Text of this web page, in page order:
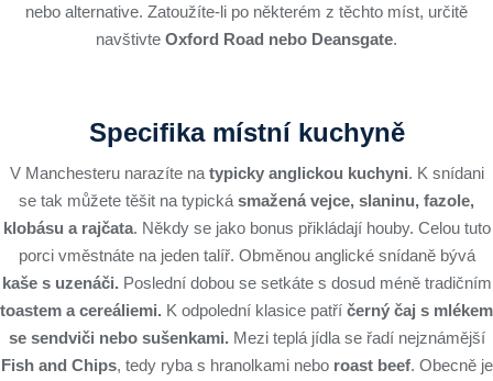
nebo alternative. Zatoužíte-li po některém z těchto míst, určitě
navštivte Oxford Road nebo Deansgate.
Specifika místní kuchyně
V Manchesteru narazíte natypicky anglickou kuchyni. K snídani
se tak můžete těšit na typická smažená vejce, slaninu, fazole,
klobásu a rajčata. Někdy se jako bonus přikládají houby. Celou tuto
porci vměstnáte na jeden talíř. Obměnou anglické snídaně bývá
kaše s uzenáči. Poslední dobou se setkáte s dosud méně tradičním
toastem a cereáliemi. K odpolední klasice patří černý čaj s mlékem
se sendviči nebo sušenkami. Mezi teplá jídla se řadí nejznámější
Fish and Chips, tedy ryba s hranolkami nebo roast beef. Obecně je